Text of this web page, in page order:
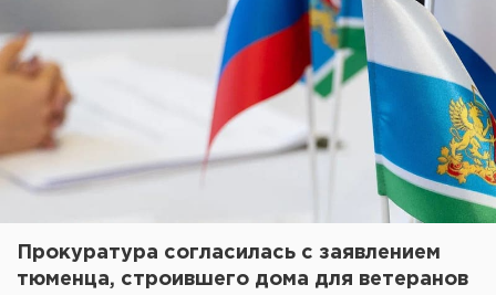
Прокуратура согласилась с заявлением
тюменца, строившего дома для ветеранов